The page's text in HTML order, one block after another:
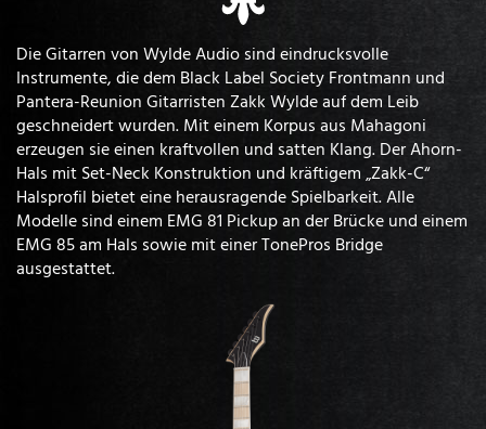
Die Gitarren von Wylde Audio sind eindrucksvolle
Instrumente, die dem Black Label Society Frontmann und
Pantera-Reunion Gitarristen Zakk Wylde auf dem Leib
geschneidert wurden. Mit einem Korpus aus Mahagoni
erzeugen sie einen kraftvollen und satten Klang. Der Ahorn-
Hals mit Set-Neck Konstruktion und kräftigem „Zakk-C“
Halsprofil bietet eine herausragende Spielbarkeit. Alle
Modelle sind einem EMG 81 Pickup an der Brücke und einem
EMG 85 am Hals sowie mit einer TonePros Bridge
ausgestattet.